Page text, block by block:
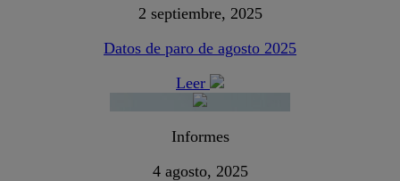
2 septiembre, 2025
Datos de paro de agosto 2025
Leer
Informes
4 agosto, 2025